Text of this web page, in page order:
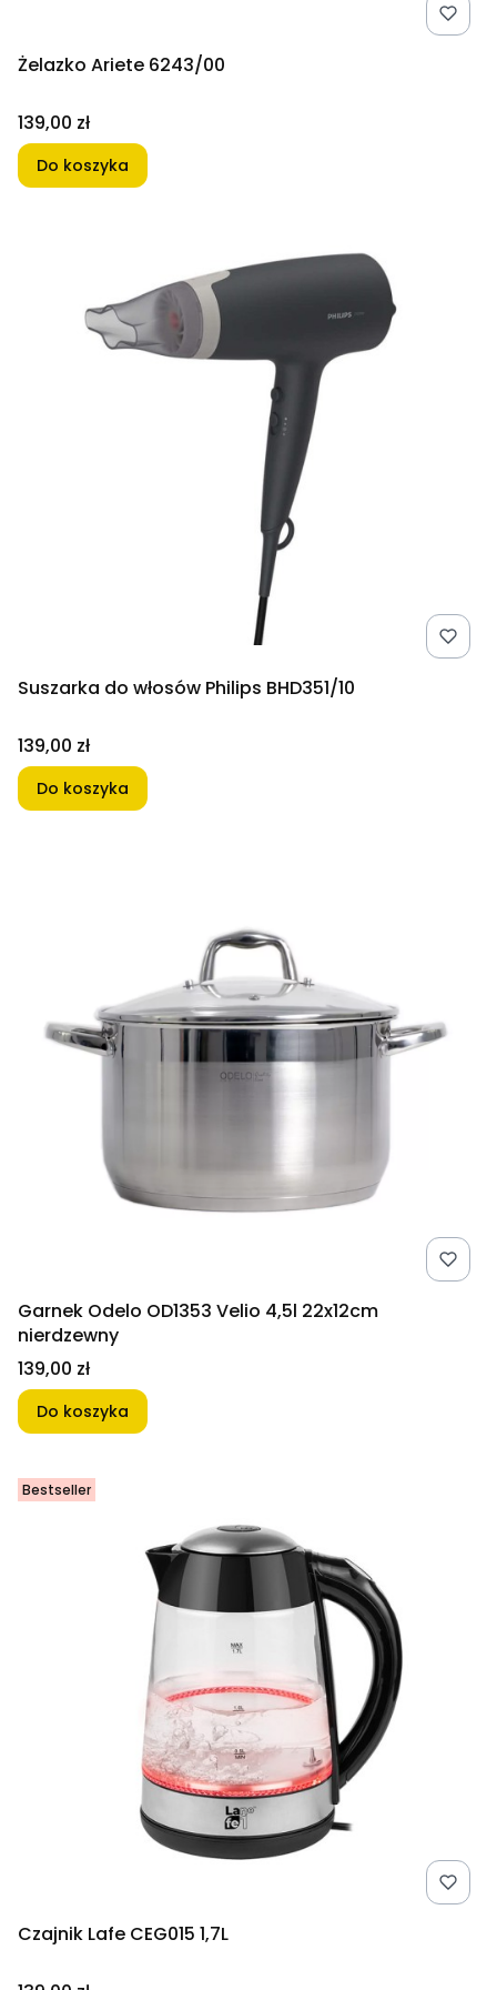
Żelazko Ariete 6243/00
Cena
139,00 zł
Do koszyka
Suszarka do włosów Philips BHD351/10
Cena
139,00 zł
Do koszyka
Garnek Odelo OD1353 Velio 4,5l 22x12cm
nierdzewny
Cena
139,00 zł
Do koszyka
Bestseller
Czajnik Lafe CEG015 1,7L